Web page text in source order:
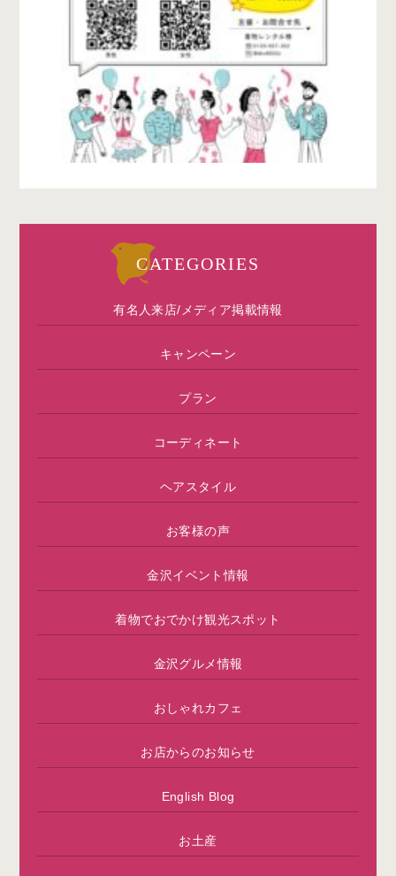
CATEGORIES
有名人来店/メディア掲載情報
キャンペーン
プラン
コーディネート
ヘアスタイル
お客様の声
金沢イベント情報
着物でおでかけ観光スポット
金沢グルメ情報
おしゃれカフェ
お店からのお知らせ
English Blog
お土産